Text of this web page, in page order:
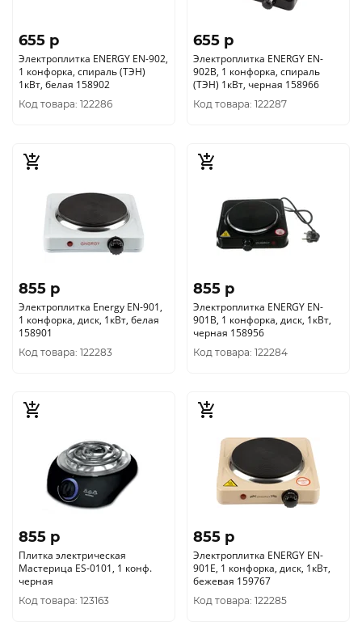
655 p
Электроплитка ENERGY EN-902,
1 конфорка, спираль (ТЭН)
1кВт, белая 158902
Код товара: 122286
655 p
Электроплитка ENERGY EN-
902B, 1 конфорка, спираль
(ТЭН) 1кВт, черная 158966
Код товара: 122287
855 p
Электроплитка Energy EN-901,
1 конфорка, диск, 1кВт, белая
158901
Код товара: 122283
855 p
Электроплитка ENERGY EN-
901B, 1 конфорка, диск, 1кВт,
черная 158956
Код товара: 122284
855 p
Плитка электрическая
Мастерица ES-0101, 1 конф.
черная
Код товара: 123163
855 p
Электроплитка ENERGY EN-
901E, 1 конфорка, диск, 1кВт,
бежевая 159767
Код товара: 122285